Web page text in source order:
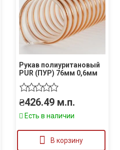
Рукав полиуритановый
PUR (ПУР) 76мм 0,6мм
₴426.49 м.п.
Есть в наличии
В корзину